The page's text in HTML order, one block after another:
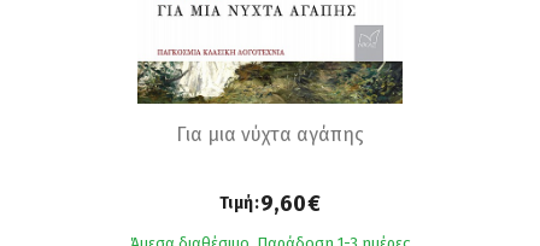
Για μια νύχτα αγάπης
Τιμή:9,60€